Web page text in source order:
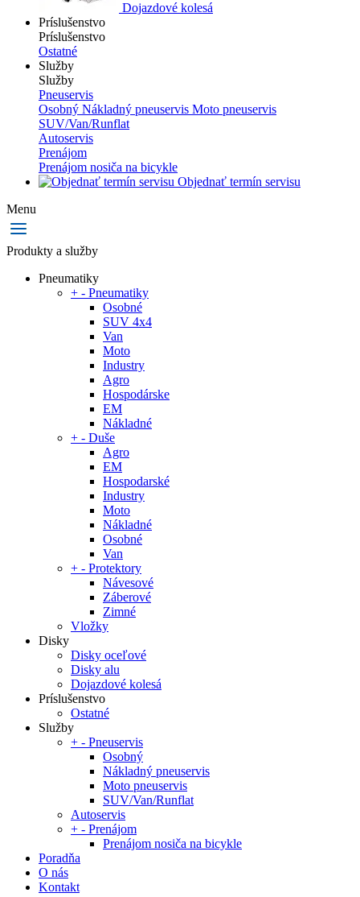
Dojazdové kolesá
Príslušenstvo
Príslušenstvo
Ostatné
Služby
Služby
Pneuservis
Osobný Nákladný pneuservis Moto pneuservis
SUV/Van/Runflat
Autoservis
Prenájom
Prenájom nosiča na bicykle
Objednať termín servisu
Menu
Produkty a služby
Pneumatiky
+ - Pneumatiky
Osobné
SUV 4x4
Van
Moto
Industry
Agro
Hospodárske
EM
Nákladné
+ - Duše
Agro
EM
Hospodarské
Industry
Moto
Nákladné
Osobné
Van
+ - Protektory
Návesové
Záberové
Zimné
Vložky
Disky
Disky oceľové
Disky alu
Dojazdové kolesá
Príslušenstvo
Ostatné
Služby
+ - Pneuservis
Osobný
Nákladný pneuservis
Moto pneuservis
SUV/Van/Runflat
Autoservis
+ - Prenájom
Prenájom nosiča na bicykle
Poradňa
O nás
Kontakt